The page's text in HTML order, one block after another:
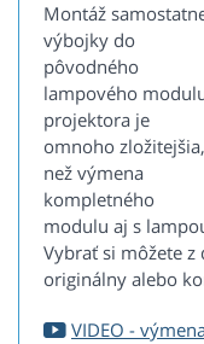
Montáž
výbojky do
pôvodného
lampového
projektora je
omnoho zložitejšia,
než výmena
kompletného
modulu aj s
Vybrať si môžete
originálny alebo
VIDEO -